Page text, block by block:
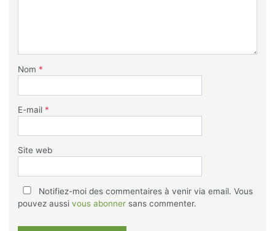
Nom *
E-mail *
Site web
Notifiez-moi des commentaires à venir via email. Vous
pouvez aussi vous abonnersans commenter.